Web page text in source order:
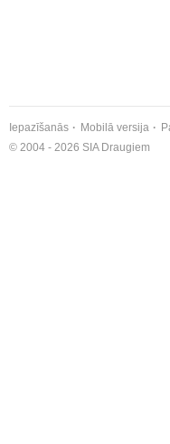
Iepazīšanās Mobilā versija
© 2004 - 2026 SIA Draugiem